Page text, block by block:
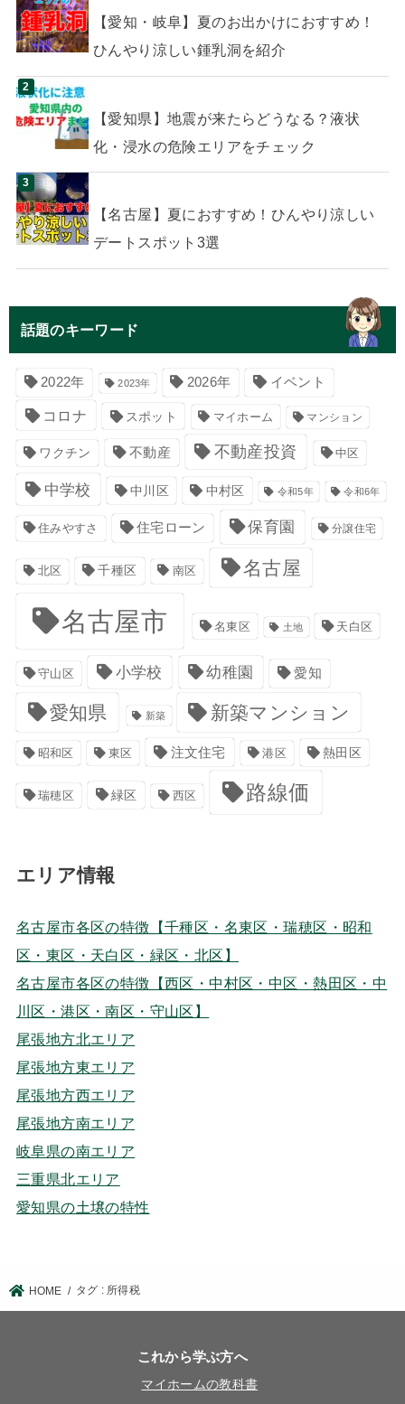
【愛知・岐阜】夏のお出かけにおすすめ！
ひんやり涼しい鍾乳洞を紹介
【愛知県】地震が来たらどうなる？液状
化・浸水の危険エリアをチェック
【名古屋】夏におすすめ！ひんやり涼しい
デートスポット3選
話題のキーワード
2022年 2023年 2026年 イベント
コロナ スポット マイホーム マンション
ワクチン 不動産 不動産投資 中区
中学校 中川区 中村区 令和5年 令和6年
住みやすさ 住宅ローン 保育園 分譲住宅
北区 千種区 南区 名古屋
名古屋市 名東区 土地 天白区
守山区 小学校 幼稚園 愛知
愛知県 新築 新築マンション
昭和区 東区 注文住宅 港区 熱田区
瑞穂区 緑区 西区 路線価
エリア情報
名古屋市各区の特徴【千種区・名東区・瑞穂区・昭和
区・東区・天白区・緑区・北区】
名古屋市各区の特徴【西区・中村区・中区・熱田区・中
川区・港区・南区・守山区】
尾張地方北エリア
尾張地方東エリア
尾張地方西エリア
尾張地方南エリア
岐阜県の南エリア
三重県北エリア
愛知県の土壌の特性
HOME タグ : 所得税
これから学ぶ方へ
マイホームの教科書